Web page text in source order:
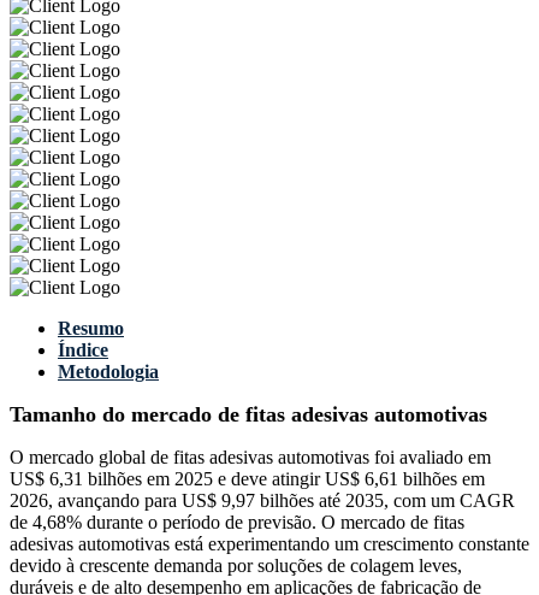
Resumo
Índice
Metodologia
Tamanho do mercado de fitas adesivas automotivas
O mercado global de fitas adesivas automotivas foi avaliado em
US$ 6,31 bilhões em 2025 e deve atingir US$ 6,61 bilhões em
2026, avançando para US$ 9,97 bilhões até 2035, com um CAGR
de 4,68% durante o período de previsão. O mercado de fitas
adesivas automotivas está experimentando um crescimento constante
devido à crescente demanda por soluções de colagem leves,
duráveis ​​e de alto desempenho em aplicações de fabricação de